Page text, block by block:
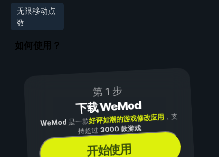
无限移动点
数
如何使用？
第 1 步
下载 WeMod
WeMod是一款好评如潮的游戏修改应用 ，支
持超过3000 款游戏
开始使用